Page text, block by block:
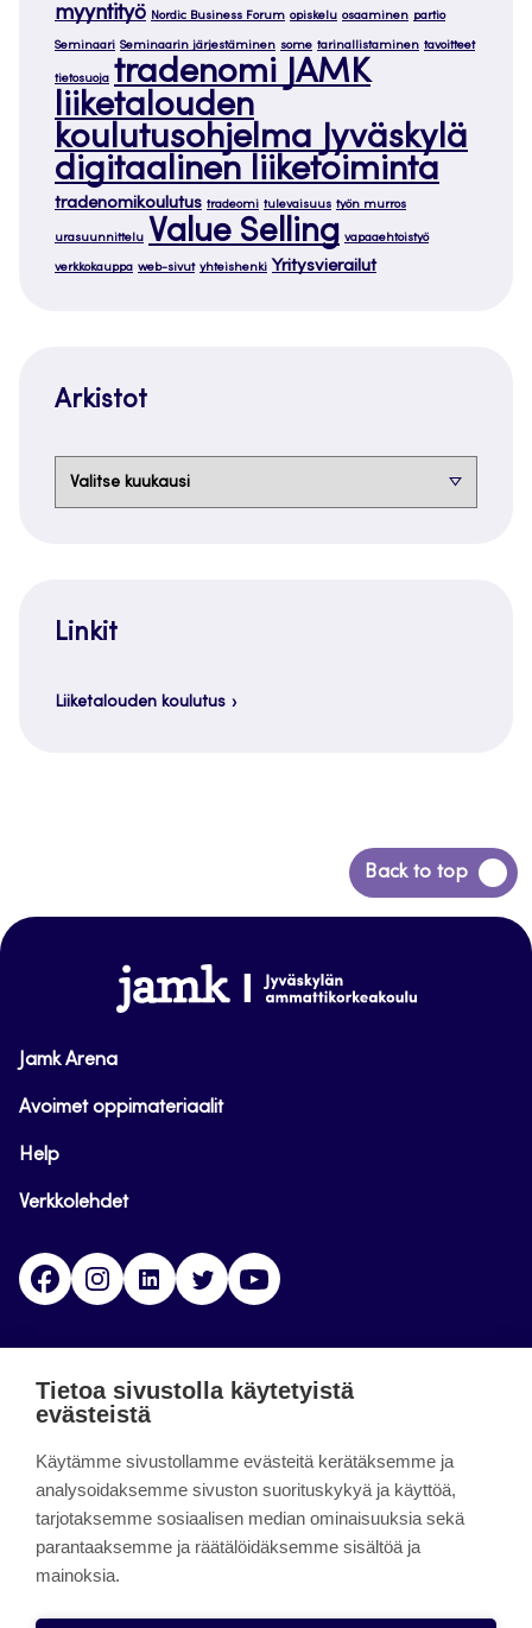
myyntityö Nordic Business Forum opiskelu osaaminen partio
Seminaari Seminaarin järjestäminen some tarinallistaminen tavoitteet
tietosuoja tradenomi JAMK
liiketalouden
koulutusohjelma Jyväskylä
digitaalinen liiketoiminta
tradenomikoulutus tradeomi tulevaisuus työn murros
urasuunnittelu Value Selling vapaaehtoistyö
verkkokauppa web-sivut yhteishenki Yritysvierailut
Arkistot
Linkit
Liiketalouden koulutus
Back to top
Siirry
takaisin
www.jamk.fi
Jamk Arena
Avoimet oppimateriaalit
Help
Verkkolehdet
FacebookInstagramLinkedinTwitter
päättynyt 11.9.2023.
About the site
Käyttöehdot
Tietoa sivustolla käytetyistä
evästeistä
Käytämme sivustollamme evästeitä kerätäksemme ja
analysoidaksemme sivuston suorituskykyä ja käyttöä,
tarjotaksemme sosiaalisen median ominaisuuksia sekä
parantaaksemme ja räätälöidäksemme sisältöä ja
mainoksia.